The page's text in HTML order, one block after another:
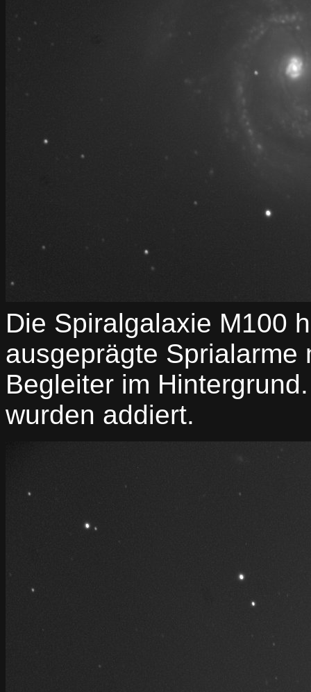
Die Spiralgalaxie M100
ausgeprägte
Begleiter im
wurden addiert.